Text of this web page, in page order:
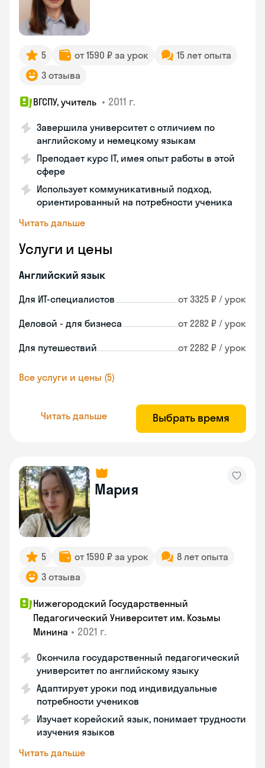
5 от 1590 ₽ за урок
15 лет опыта
3 отзыва
ВГСПУ, учитель • 2011 г.
Завершила университет с отличием по
английскому и немецкому языкам
Преподает курс IT, имея опыт работы в этой
сфере
Использует коммуникативный подход,
ориентированный на потребности ученика
Читать дальше
Услуги и цены
Английский язык
Для ИТ-специалистов от 3325 ₽ / урок
Деловой - для бизнеса от 2282 ₽ / урок
Для путешествий от 2282 ₽ / урок
Все услуги и цены (5)
Читать дальше Выбрать время
Мария
5 от 1590 ₽ за урок
8 лет опыта
3 отзыва
Нижегородский Государственный
Педагогический Университет им. Козьмы
Минина • 2021 г.
Окончила государственный педагогический
университет по английскому языку
Адаптирует уроки под индивидуальные
потребности учеников
Изучает корейский язык, понимает трудности
изучения языков
Читать дальше